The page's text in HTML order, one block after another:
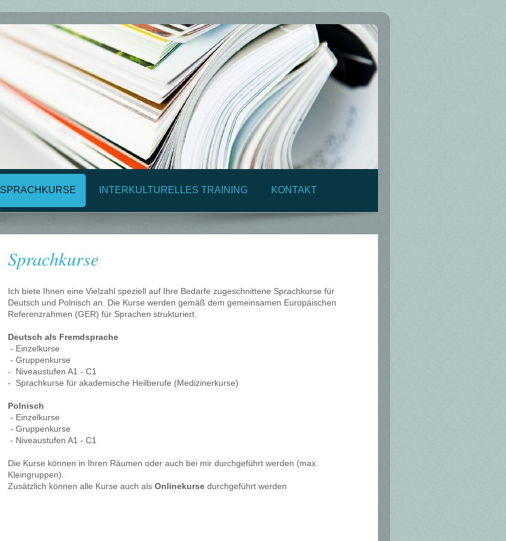
SPRACHKURSE INTERKULTURELLES TRAINING KONTAKT
Sprachkurse
Ich biete Ihnen eine Vielzahl speziell auf Ihre Bedarfe zugeschnittene Sprachkurse für
Deutsch und Polnisch an. Die Kurse werden gemäß dem gemeinsamen Europäischen
Referenzrahmen (GER) für Sprachen strukturiert.
Deutsch als Fremdsprache
- Einzelkurse
- Gruppenkurse
- Niveaustufen A1 - C1
- Sprachkurse für akademische Heilberufe (Medizinerkurse)
Polnisch
- Einzelkurse
- Gruppenkurse
- Niveaustufen A1 - C1
Die Kurse können in Ihren Räumen oder auch bei mir durchgeführt werden (max.
Kleingruppen).
Zusätzlich können alle Kurse auch alsOnlinekurse durchgeführt werden